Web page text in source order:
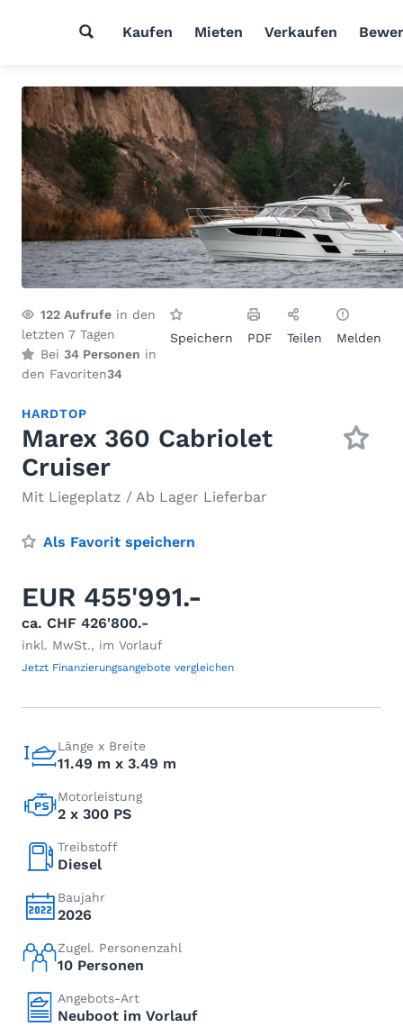
Kaufen Mieten Verkaufen
122 Aufrufe in den
letzten 7 Tagen
Bei 34 Personen in
den Favoriten34
Speichern PDF Teilen Melden
HARDTOP
Marex 360 Cabriolet
Cruiser
Mit Liegeplatz / Ab Lager Lieferbar
Als Favorit speichern
EUR 455'991.-
ca. CHF 426'800.-
inkl. MwSt., im Vorlauf
Jetzt Finanzierungsangebote vergleichen
Länge x Breite
11.49 m x 3.49 m
Motorleistung
2 x 300 PS
Treibstoff
Diesel
Baujahr
2026
Zugel. Personenzahl
10 Personen
Angebots-Art
Neuboot im Vorlauf